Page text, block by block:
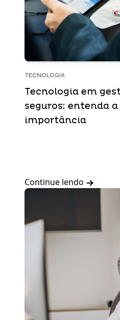
TECNOLOGIA
Tecnologia em
seguros: entenda a
importância
Continue lendo